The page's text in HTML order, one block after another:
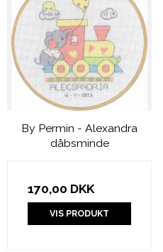
By Permin - Alexandra
dåbsminde
170,00 DKK
VIS PRODUKT